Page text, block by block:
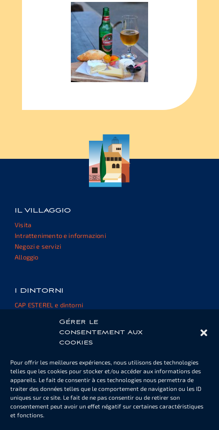
Gérer le
consentement aux
cookies
Pour offrir les meilleures expériences, nous utilisons des technologies
telles que les cookies pour stocker et/ou accéder aux informations des
appareils. Le fait de consentir à ces technologies nous permettra de
traiter des données telles que le comportement de navigation ou les ID
uniques sur ce site. Le fait de ne pas consentir ou de retirer son
consentement peut avoir un effet négatif sur certaines caractéristiques
et fonctions.
IL VILLAGGIO
Visita
Intrattenimento e informazioni
Negozi e servizi
Alloggio
I DINTORNI
CAP ESTEREL e dintorni
Carte piscina o parcheggio
Informazioni
Documenti